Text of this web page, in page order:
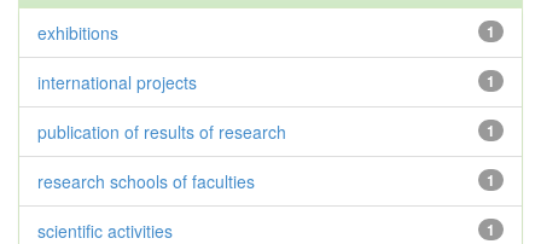
1
exhibitions
1
international projects
1
publication of results of research
1
research schools of faculties
1
scientific activities